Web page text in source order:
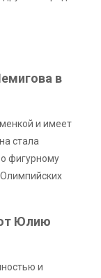
в
и имеет
стала
фигурному
Юлию
и